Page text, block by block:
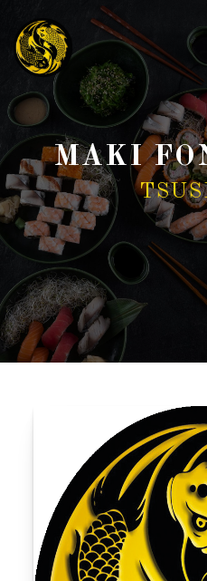
MAKI
Panneau de gestion des